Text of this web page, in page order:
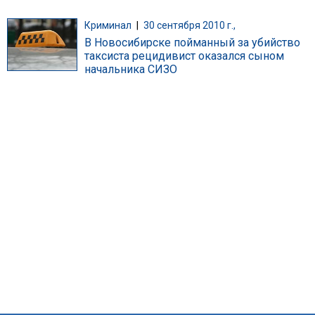
Криминал 30 сентября 2010 г.,
В Новосибирске пойманный за убийство
таксиста рецидивист оказался сыном
начальника СИЗО